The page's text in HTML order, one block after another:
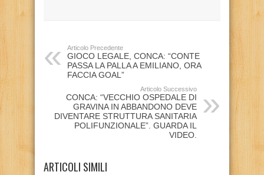
Articolo Precedente
GIOCO LEGALE, CONCA: “CONTE
PASSA LA PALLA A EMILIANO, ORA
FACCIA GOAL”
Articolo Successivo
CONCA: “VECCHIO OSPEDALE DI
GRAVINA IN ABBANDONO DEVE
DIVENTARE STRUTTURA SANITARIA
POLIFUNZIONALE”. GUARDA IL
VIDEO.
ARTICOLI SIMILI